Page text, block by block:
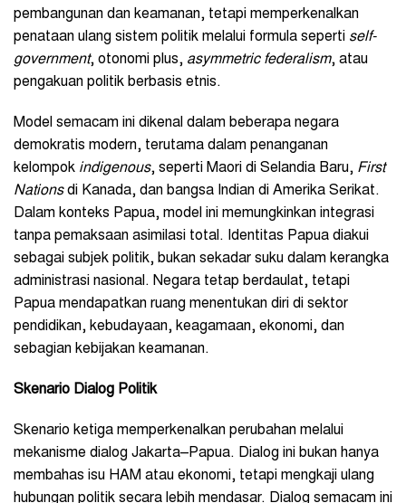
pembangunan dan keamanan, tetapi memperkenalkan
penataan ulang sistem politik melalui formula seperti self-
government, otonomi plus, asymmetric federalism, atau
pengakuan politik berbasis etnis.
Model semacam ini dikenal dalam beberapa negara
demokratis modern, terutama dalam penanganan
kelompok indigenous, seperti Maori di Selandia Baru, First
Nationsdi Kanada, dan bangsa Indian di Amerika Serikat.
Dalam konteks Papua, model ini memungkinkan integrasi
tanpa pemaksaan asimilasi total. Identitas Papua diakui
sebagai subjek politik, bukan sekadar suku dalam kerangka
administrasi nasional. Negara tetap berdaulat, tetapi
Papua mendapatkan ruang menentukan diri di sektor
pendidikan, kebudayaan, keagamaan, ekonomi, dan
sebagian kebijakan keamanan.
Skenario Dialog Politik
Skenario ketiga memperkenalkan perubahan melalui
mekanisme dialog Jakarta–Papua. Dialog ini bukan hanya
membahas isu HAM atau ekonomi, tetapi mengkaji ulang
hubungan politik secara lebih mendasar. Dialog semacam ini